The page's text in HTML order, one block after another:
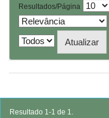
Resultados/Página
Resultado 1-1 de 1.